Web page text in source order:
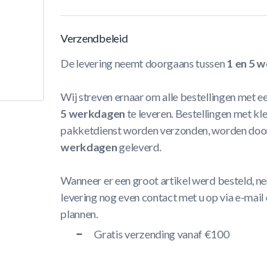
Verzendbeleid
De levering neemt doorgaans tussen 1 en 5
Wij streven ernaar om alle bestellingen met
5 werkdagen te leveren. Bestellingen met
pakketdienst worden verzonden, worden
werkdagengeleverd.
Wanneer er een groot artikel werd besteld,
levering nog even contact met u op via e-mail
plannen.
Gratis verzending vanaf €100